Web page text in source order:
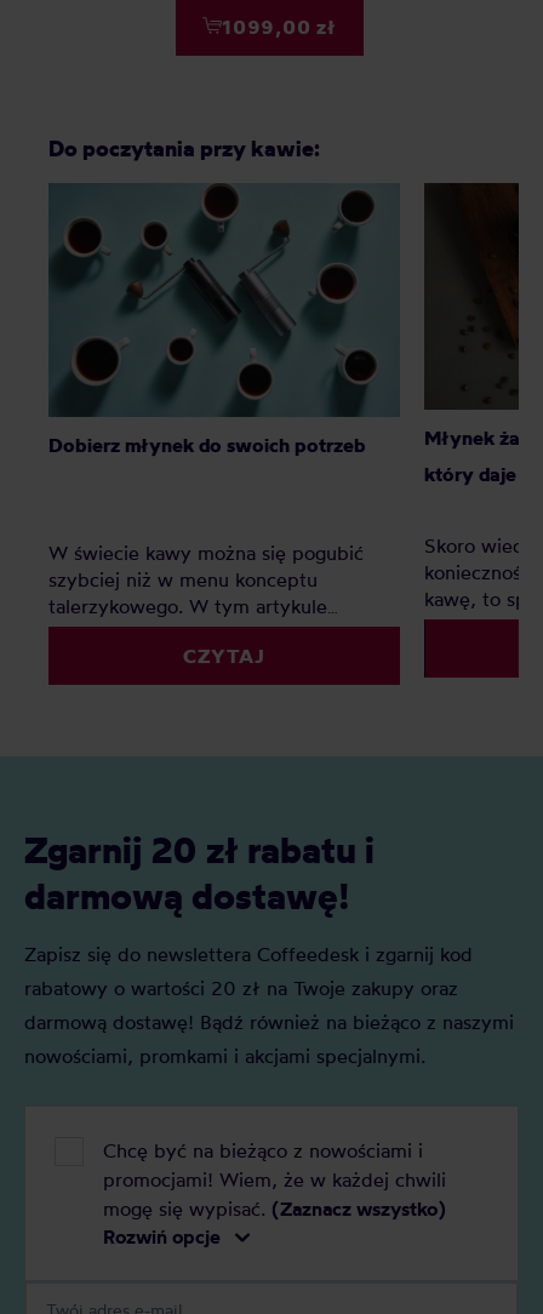
1099,00 zł
Do poczytania przy kawie:
Dobierz młynek do swoich potrzeb
W świecie kawy można się pogubić
szybciej niż w menu konceptu
talerzykowego. W tym artykule
pomożemy uporządkować ten temat,
rozwiać najczęstsze wątpliwości i
podpowiedzieć, jaki młynek ręczny ma
CZYTAJ
Młynek
który daje
Skoro
kawę, to
sobie na
młynek
Zgarnij 20 zł rabatu i
darmową dostawę!
Zapisz się do newslettera Coffeedesk i zgarnij kod
rabatowy o wartości 20 zł na Twoje zakupy oraz
darmową dostawę! Bądź również na bieżąco z naszymi
nowościami, promkami i akcjami specjalnymi.
Chcę być na bieżąco z nowościami i
promocjami! Wiem, że w każdej chwili
mogę się wypisać. (Zaznacz wszystko)
Rozwiń opcje